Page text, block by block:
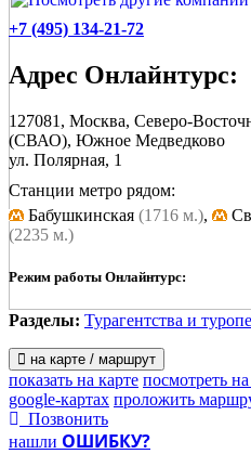
+7 (495) 134-21-72
Адрес Онлайнтурс:
127081, Москва, Северо-
(СВАО), Южное Медведково
ул. Полярная, 1
Станции метро рядом:
Бабушкинская (1716 м.),
(2235 м.)
Режим работы Онлайнтурс:
Разделы: Турагентства и
на карте / маршрут
показать на карте посмотреть
google-картах проложить
Позвонить
нашли ОШИБКУ?